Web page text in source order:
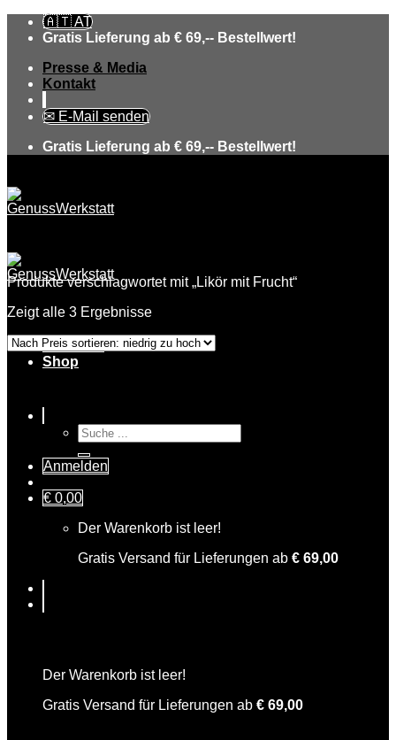
Skip
🇦🇹 AT
Gratis Lieferung ab € 69,-- Bestellwert!
Presse & Media
Kontakt
✉ E-Mail senden
Gratis Lieferung ab € 69,-- Bestellwert!
Über uns
Shop
Suche
nach:
Anmelden
€ 0,00
Der Warenkorb ist leer!
Gratis Versand für Lieferungen ab € 69,00
Der Warenkorb ist leer!
Gratis Versand für Lieferungen ab € 69,00
Produkte verschlagwortet mit „Likör mit Frucht“
Zeigt alle 3 Ergebnisse